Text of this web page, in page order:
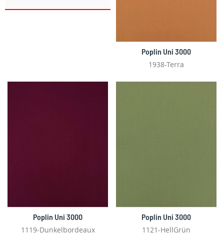
Poplin Uni 3000
1938-Terra
Poplin Uni 3000
1119-Dunkelbordeaux
Poplin Uni 3000
1121-HellGrün